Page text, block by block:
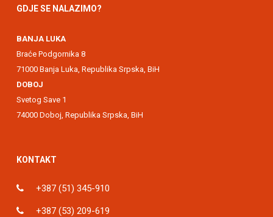
GDJE SE NALAZIMO?
BANJA LUKA
Braće Podgornika 8
71000 Banja Luka, Republika Srpska, BiH
DOBOJ
Svetog Save 1
74000 Doboj, Republika Srpska, BiH
KONTAKT
+387 (51) 345-910
+387 (53) 209-619